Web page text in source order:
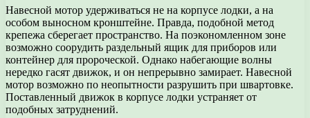
Навесной мотор удерживаться не на корпусе лодки, а на
особом выносном кронштейне. Правда, подобной метод
крепежа сберегает пространство. На поэкономленном зоне
возможно соорудить раздельный ящик для приборов или
контейнер для пророческой. Однако набегающие волны
нередко гасят движок, и он непрерывно замирает. Навесной
мотор возможно по неопытности разрушить при швартовке.
Поставленный движок в корпусе лодки устраняет от
подобных затруднений.